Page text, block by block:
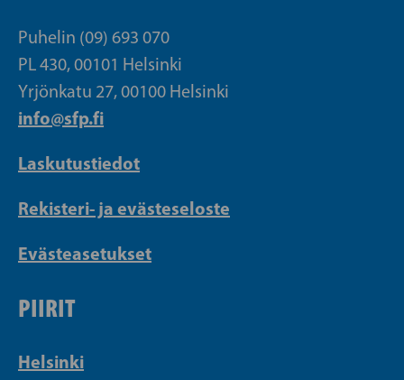
Puhelin (09) 693 070
PL 430, 00101 Helsinki
Yrjönkatu 27, 00100 Helsinki
info@sfp.fi
Laskutustiedot
Rekisteri- ja evästeseloste
Evästeasetukset
PIIRIT
Helsinki